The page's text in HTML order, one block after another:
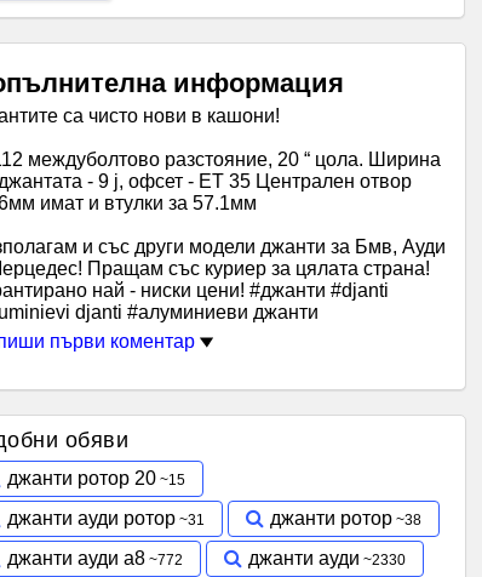
информация
са чисто нови в кашони!
междуболтово разстояние, 20 “ цола. Ширина
- 9 j, офсет - ЕТ 35 Централен отвор
имат и втулки за 57.1мм
и със други модели джанти за Бмв, Ауди
Пращам със куриер за цялата страна!
най - ниски цени! #джанти #djanti
djanti #алуминиеви джанти
първи коментар
обяви
джанти ротор 20
джанти ауди ротор
джанти ротор
джанти ауди а8
джанти ауди